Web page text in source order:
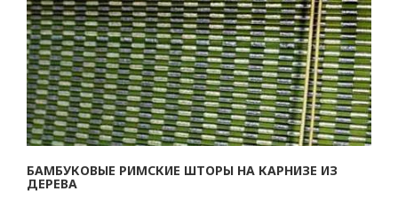
БАМБУКОВЫЕ РИМСКИЕ ШТОРЫ НА КАРНИЗЕ ИЗ
ДЕРЕВА